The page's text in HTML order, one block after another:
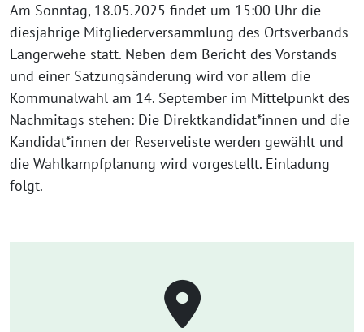
Am Sonntag, 18.05.2025 findet um 15:00 Uhr die
diesjährige Mitgliederversammlung des Ortsverbands
Langerwehe statt. Neben dem Bericht des Vorstands
und einer Satzungsänderung wird vor allem die
Kommunalwahl am 14. September im Mittelpunkt des
Nachmitags stehen: Die Direktkandidat*innen und die
Kandidat*innen der Reserveliste werden gewählt und
die Wahlkampfplanung wird vorgestellt. Einladung
folgt.